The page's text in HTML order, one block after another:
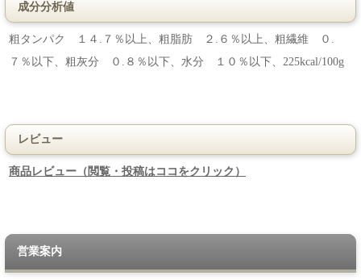
成分分析値
粗タンパク １４.７％以上、粗脂肪 ２.６％以上、粗繊維 ０.
７％以下、粗灰分 ０.８％以下、水分 １０％以下、225kcal/100g
レビュー
商品レビュー（閲覧・投稿はココをクリック）
営業案内